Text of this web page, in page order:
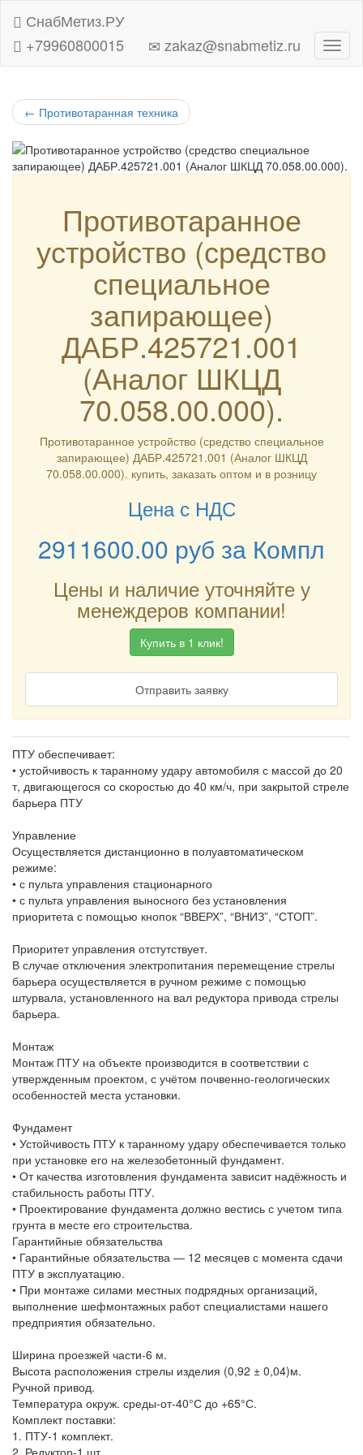
СнабМетиз.РУ
+79960800015
zakaz@snabmetiz.ru
← Противотаранная техника
Противотаранное
устройство (средство
специальное
запирающее)
ДАБР.425721.001
(Аналог ШКЦД
70.058.00.000).
Противотаранное устройство (средство специальное
запирающее) ДАБР.425721.001 (Аналог ШКЦД
70.058.00.000). купить, заказать оптом и в розницу
Цена с НДС
2911600.00 руб за Компл
Цены и наличие уточняйте у
менеждеров компании!
Купить в 1 клик!
Отправить заявку
ПТУ обеспечивает:
• устойчивость к таранному удару автомобиля с массой до 20
т, двигающегося со скоростью до 40 км/ч, при закрытой стреле
барьера ПТУ
Управление
Осуществляется дистанционно в полуавтоматическом
режиме:
• с пульта управления стационарного
• с пульта управления выносного без установления
приоритета с помощью кнопок “ВВЕРХ”, “ВНИЗ”, “СТОП”.
Приоритет управления отстутствует.
В случае отключения электропитания перемещение стрелы
барьера осуществляется в ручном режиме с помощью
штурвала, установленного на вал редуктора привода стрелы
барьера.
Монтаж
Монтаж ПТУ на объекте производится в соответствии с
утвержденным проектом, с учётом почвенно-геологических
особенностей места установки.
Фундамент
• Устойчивость ПТУ к таранному удару обеспечивается только
при установке его на железобетонный фундамент.
• От качества изготовления фундамента зависит надёжность и
стабильность работы ПТУ.
• Проектирование фундамента должно вестись с учетом типа
грунта в месте его строительства.
Гарантийные обязательства
• Гарантийные обязательства — 12 месяцев с момента сдачи
ПТУ в эксплуатацию.
• При монтаже силами местных подрядных организаций,
выполнение шефмонтажных работ специалистами нашего
предприятия обязательно.
Ширина проезжей части-6 м.
Высота расположения стрелы изделия (0,92 ± 0,04)м.
Ручной привод.
Температура окруж. среды-от-40°С до +65°С.
Комплект поставки:
1. ПТУ-1 комплект.
2. Редуктор-1 шт.